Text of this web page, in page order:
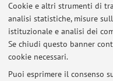
Cookie e altri strumenti di
analisi statistiche, misure
istituzionale e analisi dei
Se chiudi questo banner
cookie necessari.
Puoi esprimere il consenso
Al momento